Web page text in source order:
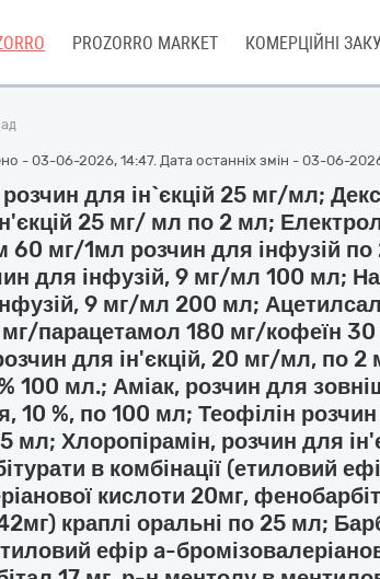
PROZORRO MARKET КОМЕРЦІЙНІ
- 03-06-2026, 14:47. Дата останніх змін - 03-06-
для ін`єкцій 25 мг/мл;
25 мг/ мл по 2 мл;
60 мг/1мл розчин для інфузій
для інфузій, 9 мг/мл 100 мл;
9 мг/мл 200 мл;
парацетамол 180 мг/кофеїн 30
для ін'єкцій, 20 мг/мл, по 2
100 мл.; Аміак, розчин для
10 %, по 100 мл; Теофілін
мл; Хлоропірамін, розчин для
в комбінації (етиловий
кислоти 20мг,
краплі оральні по 25 мл;
ефір a-